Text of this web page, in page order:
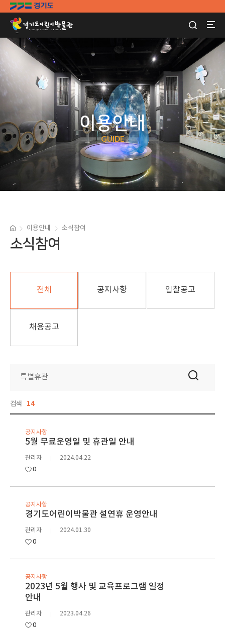
이용안내
GUIDE
이용안내 소식참여
소식참여
전체 공지사항 입찰공고
채용공고
검색 14
공지사항
5월 무료운영일 및 휴관일 안내
관리자 2024.04.22
0
공지사항
경기도어린이박물관 설연휴 운영안내
관리자 2024.01.30
0
공지사항
2023년 5월 행사 및 교육프로그램 일정
안내
관리자 2023.04.26
0